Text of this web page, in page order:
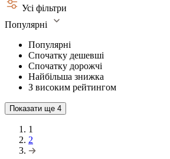
Усі фільтри
Популярні
Популярні
Спочатку дешевші
Спочатку дорожчі
Найбільша знижка
З високим рейтингом
Показати ще 4
1
2